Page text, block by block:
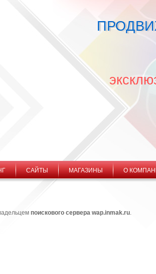
САЙТЫ МАГАЗИНЫ О
поискового сервера wap.inmak.ru.